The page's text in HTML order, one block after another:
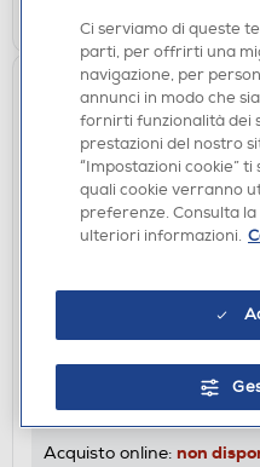
LG - MONITOR GAMING
165HZ
DISPONIBILE SOLO IN
Acquisto online: non
Ci serviamo di queste
parti, per offrirti una
navigazione, per
annunci in modo che
fornirti funzionalità dei
prestazioni del nostro
“Impostazioni cookie”
quali cookie verranno
preferenze. Consulta
ulteriori informazioni.